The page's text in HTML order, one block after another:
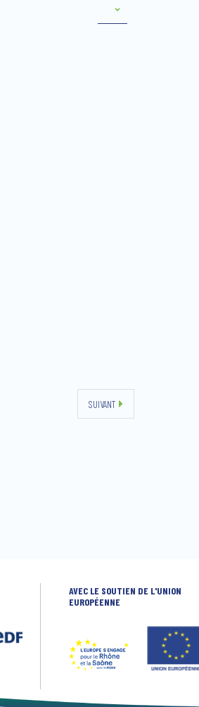
SUIVANT
AVEC LE SOUTIEN DE L'UNION
EUROPÉENNE